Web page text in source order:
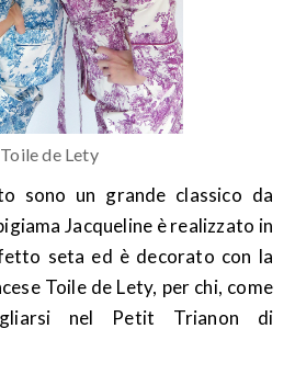
Toile de Lety
sono un grande classico da
Jacqueline è realizzato in
seta ed è decorato con la
Toile de Lety, per chi, come
nel Petit Trianon di